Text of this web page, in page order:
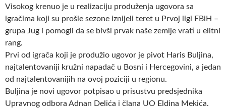
Visokog krenuo je u realizaciju produženja ugovora sa
igračima koji su prošle sezone iznijeli teret u Prvoj ligi FBiH –
grupa Jug i pomogli da se bivši prvak naše zemlje vrati u elitni
rang.
Prvi od igrača koji je produžio ugovor je pivot Haris Buljina,
najtalentovaniji kružni napadač u Bosni i Hercegovini, a jedan
od najtalentovanijih na ovoj poziciji u regionu.
Buljina je novi ugovor potpisao u prisustvu predsjednika
Upravnog odbora Adnan Delića i člana UO Eldina Mekića.